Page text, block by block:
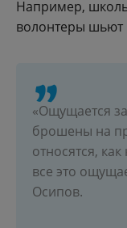
Например,
волонтеры шьют
«Ощущается
брошены на
относятся,
все это
Осипов.